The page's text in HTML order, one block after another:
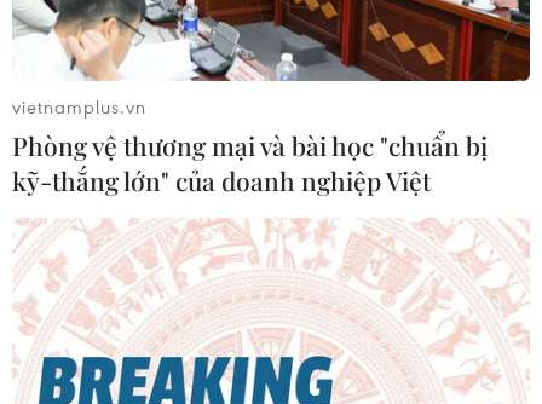
thiên tai sẽ giúp con người chủ động hơn trong các kế
hoạch phát triển kinh tế-xã hội, đặc biệt là hạn chế
được các rủi ro từ thời tiết, khí hậu.
vietnamplus.vn
Phòng vệ thương mại và bài học "chuẩn bị
kỹ-thắng lớn" của doanh nghiệp Việt